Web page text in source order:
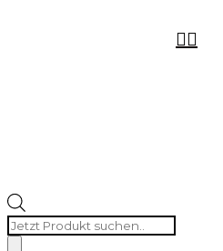
Products
search
